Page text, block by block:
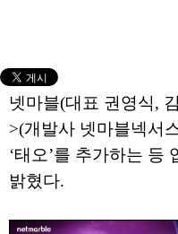
넷마블(대표 권영식,
>(개발사 넷마블넥서
‘태오’를 추가하는 등
밝혔다.